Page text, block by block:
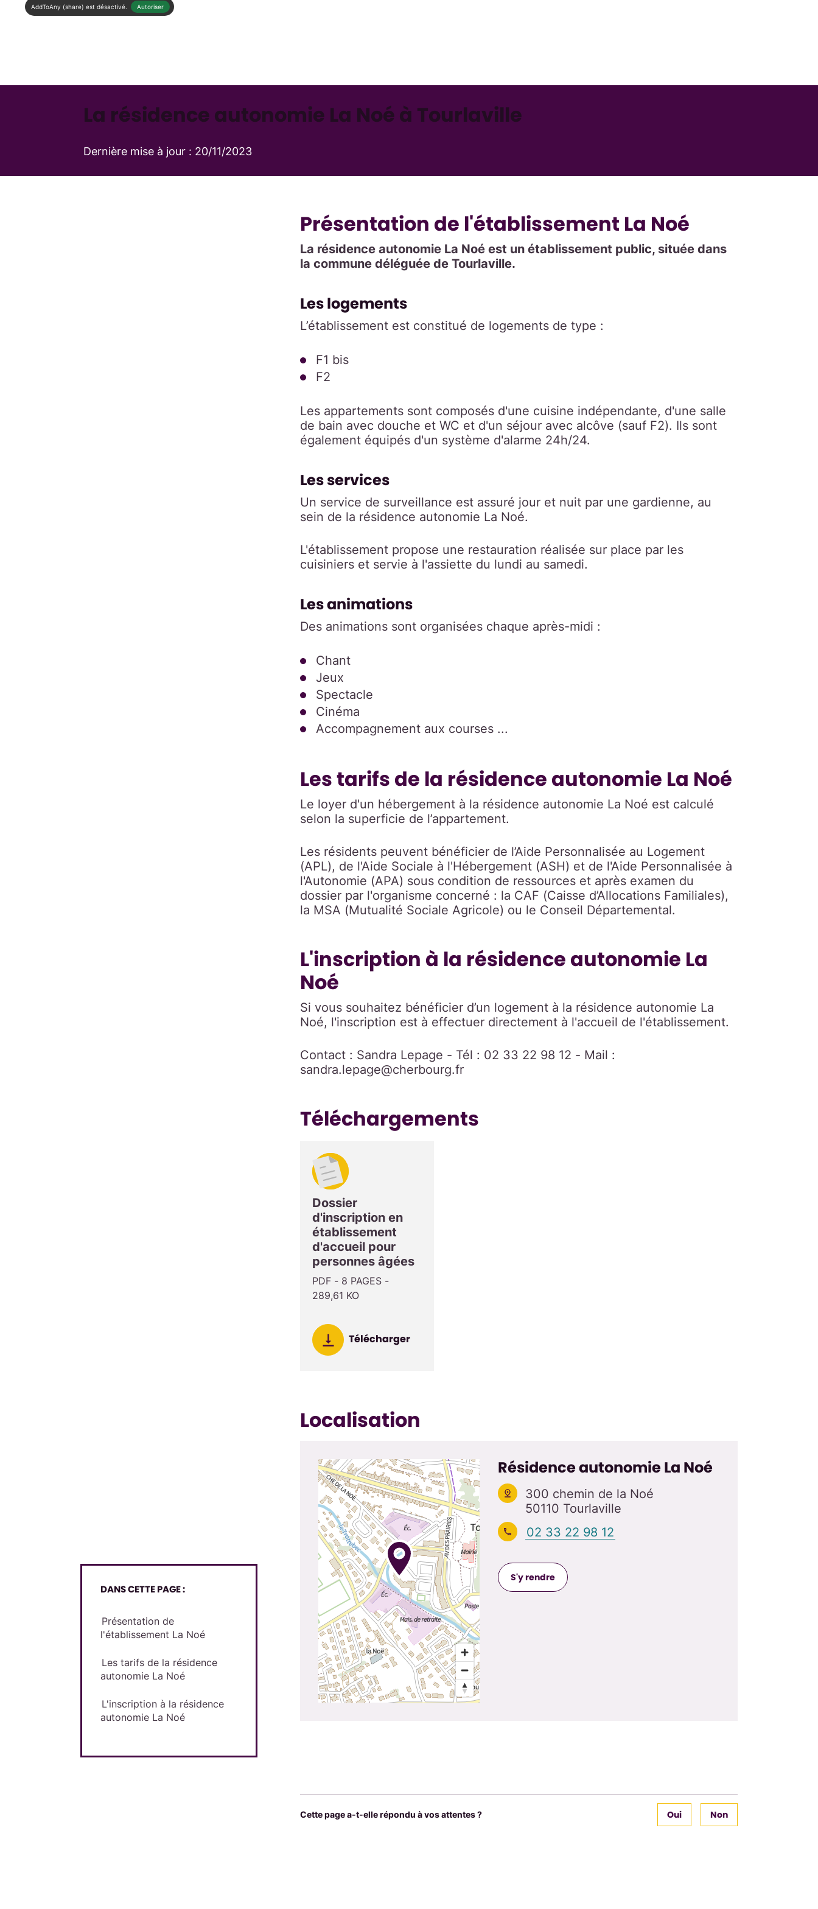
AddToAny (share) est désactivé. Autoriser
La résidence autonomie La Noé à Tourlaville
Dernière mise à jour : 20/11/2023
DANS CETTE PAGE :
Présentation de
l'établissement La Noé
Les tarifs de la résidence
autonomie La Noé
L'inscription à la résidence
autonomie La Noé
Présentation de l'établissement La Noé
La résidence autonomie La Noé est un établissement public, située dans
la commune déléguée de Tourlaville.
Les logements
L’établissement est constitué de logements de type :
F1 bis
F2
Les appartements sont composés d'une cuisine indépendante, d'une salle
de bain avec douche et WC et d'un séjour avec alcôve (sauf F2). Ils sont
également équipés d'un système d'alarme 24h/24.
Les services
Un service de surveillance est assuré jour et nuit par une gardienne, au
sein de la résidence autonomie La Noé.
L'établissement propose une restauration réalisée sur place par les
cuisiniers et servie à l'assiette du lundi au samedi.
Les animations
Des animations sont organisées chaque après-midi :
Chant
Jeux
Spectacle
Cinéma
Accompagnement aux courses ...
Les tarifs de la résidence autonomie La Noé
Le loyer d'un hébergement à la résidence autonomie La Noé est calculé
selon la superficie de l’appartement.
Les résidents peuvent bénéficier de l’Aide Personnalisée au Logement
(APL), de l'Aide Sociale à l'Hébergement (ASH) et de l'Aide Personnalisée à
l'Autonomie (APA) sous condition de ressources et après examen du
dossier par l'organisme concerné : la CAF (Caisse d’Allocations Familiales),
la MSA (Mutualité Sociale Agricole) ou le Conseil Départemental.
L'inscription à la résidence autonomie La
Noé
Si vous souhaitez bénéficier d’un logement à la résidence autonomie La
Noé, l'inscription est à effectuer directement à l'accueil de l'établissement.
Contact : Sandra Lepage - Tél : 02 33 22 98 12 - Mail :
sandra.lepage@cherbourg.fr
Téléchargements
Dossier
d'inscription en
établissement
d'accueil pour
personnes âgées
PDF - 8 PAGES -
289,61 KO
Télécharger
Localisation
Résidence autonomie La Noé
300 chemin de la Noé
50110 Tourlaville
02 33 22 98 12
S'y rendre
Cette page a-t-elle répondu à vos attentes ? Non
Oui